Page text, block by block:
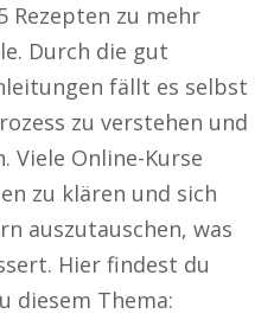
Rezepten zu mehr
Durch die gut
fällt es selbst
zu verstehen und
Viele Online-Kurse
zu klären und sich
auszutauschen, was
Hier findest du
diesem Thema: